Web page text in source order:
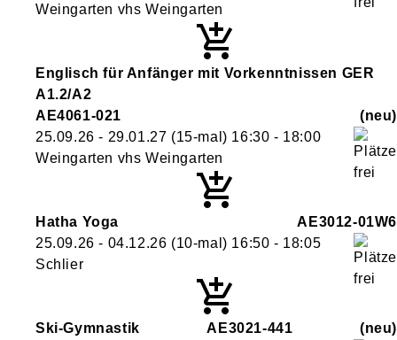
Weingarten vhs Weingarten
Englisch für Anfänger mit Vorkenntnissen GER
A1.2/A2
AE4061-021
neu
25.09.26 - 29.01.27 (15-mal) 16:30 - 18:00
Weingarten vhs Weingarten
Hatha Yoga
AE3012-01W6
25.09.26 - 04.12.26 (10-mal) 16:50 - 18:05
Schlier
Ski-Gymnastik AE3021-441
neu